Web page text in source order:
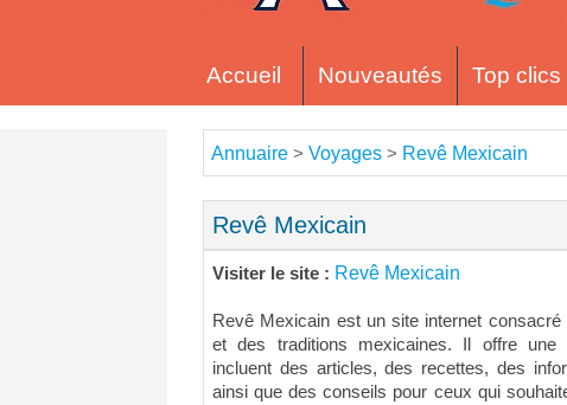
Accueil Nouveautés Top clics
Annuaire > Voyages > Revê Mexicain
Revê Mexicain
Visiter le site : Revê Mexicain
Revê Mexicain est un site internet
et des traditions mexicaines. Il offre une
incluent des articles, des recettes, des
ainsi que des conseils pour ceux qui